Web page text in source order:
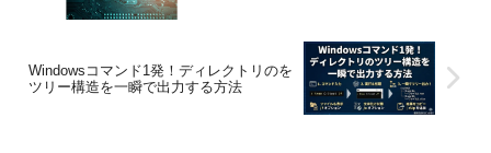
Windowsコマンド1発！ディレクトリのを
ツリー構造を一瞬で出力する方法